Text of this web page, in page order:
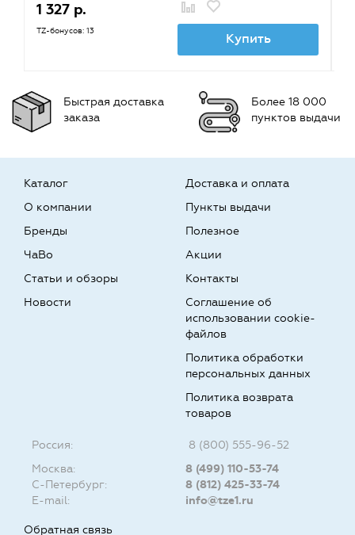
1 327 р.
TZ-бонусов: 13 Купить
Быстрая доставка
заказа
Более 18 000
пунктов выдачи
Каталог
О компании
Бренды
Доставка и оплата
Пункты выдачи
Полезное
ЧаВо
Статьи и обзоры
Новости
Акции
Контакты
Соглашение об
использовании cookie-
файлов
Политика обработки
персональных данных
Политика возврата
товаров
Россия:
8 (800) 555-96-52
Москва:
8 (499) 110-53-74
С-Петербург:
8 (812) 425-33-74
E-mail:
info@tze1.ru
Обратная связь